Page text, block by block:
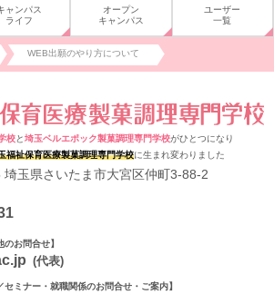
ャンパス
ライフ
オープン
キャンパス
ユーザー
一覧
WEB出願のやり方について
校と埼玉ベルエポック製菓調理専門学校がひとつになり
福祉保育医療製菓調理専門学校に生まれ変わりました
埼玉県さいたま市大宮区仲町3-88-2
のお問合せ】
(代表)
セミナー・就職関係のお問合せ・ご案内】